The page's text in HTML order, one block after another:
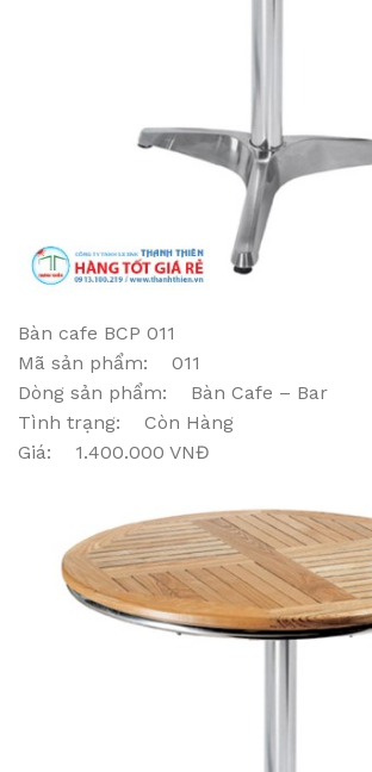
Bàn cafe BCP 011
Mã sản phẩm: 011
Dòng sản phẩm: Bàn Cafe – Bar
Tình trạng: Còn Hàng
Giá: 1.400.000 VNĐ